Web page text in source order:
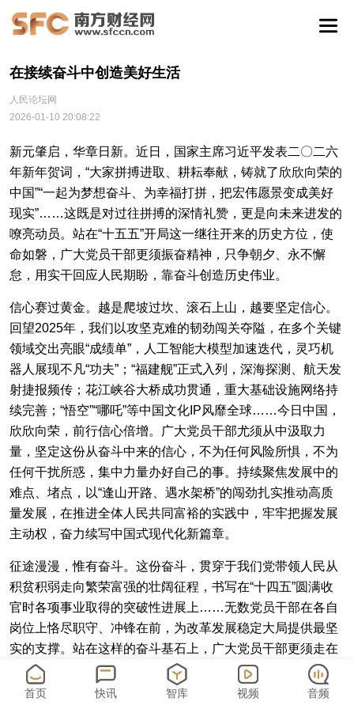
在接续奋斗中创造美好生活
人民论坛网
2026-01-10 20:08:22
新元肇启，华章日新。近日，国家主席习近平发表二〇二六
年新年贺词，“大家拼搏进取、耕耘奉献，铸就了欣欣向荣的
中国”“一起为梦想奋斗、为幸福打拼，把宏伟愿景变成美好
现实”……这既是对过往拼搏的深情礼赞，更是向未来进发的
嘹亮动员。站在“十五五”开局这一继往开来的历史方位，使
命如磐，广大党员干部更须振奋精神，只争朝夕、永不懈
怠，用实干回应人民期盼，靠奋斗创造历史伟业。
信心赛过黄金。越是爬坡过坎、滚石上山，越要坚定信心。
回望2025年，我们以攻坚克难的韧劲闯关夺隘，在多个关键
领域交出亮眼“成绩单”，人工智能大模型加速迭代，灵巧机
器人展现不凡“功夫”；“福建舰”正式入列，深海探测、航天发
射捷报频传；花江峡谷大桥成功贯通，重大基础设施网络持
续完善；“悟空”“哪吒”等中国文化IP风靡全球……今日中国，
欣欣向荣，前行信心倍增。广大党员干部尤须从中汲取力
量，坚定这份从奋斗中来的信心，不为任何风险所惧，不为
任何干扰所惑，集中力量办好自己的事。持续聚焦发展中的
难点、堵点，以“逢山开路、遇水架桥”的闯劲扎实推动高质
量发展，在推进全体人民共同富裕的实践中，牢牢把握发展
主动权，奋力续写中国式现代化新篇章。
征途漫漫，惟有奋斗。这份奋斗，贯穿于我们党带领人民从
积贫积弱走向繁荣富强的壮阔征程，书写在“十四五”圆满收
官时各项事业取得的突破性进展上……无数党员干部在各自
岗位上恪尽职守、冲锋在前，为改革发展稳定大局提供最坚
实的支撑。站在这样的奋斗基石上，广大党员干部更须走在
前、作表率，焕发“闯”的锐气，鼓足“干”的劲头，勇于向问题
聚焦、与矛盾较真，主动到困难最多、挑战最大的地方去，
首页 快讯 智库 视频 音频